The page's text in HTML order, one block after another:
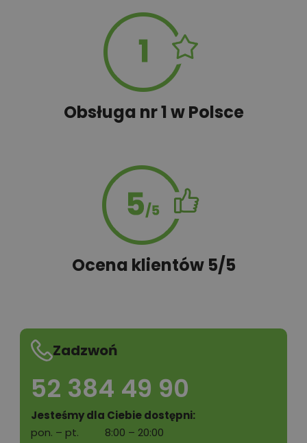
Obsługa nr 1 w Polsce
Ocena klientów 5/5
Zadzwoń
52 384 49 90
Jesteśmy dla Ciebie dostępni:
pon. – pt.
8:00 – 20:00